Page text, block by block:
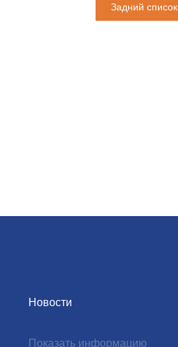
Задний список
Новости
Показать информацию